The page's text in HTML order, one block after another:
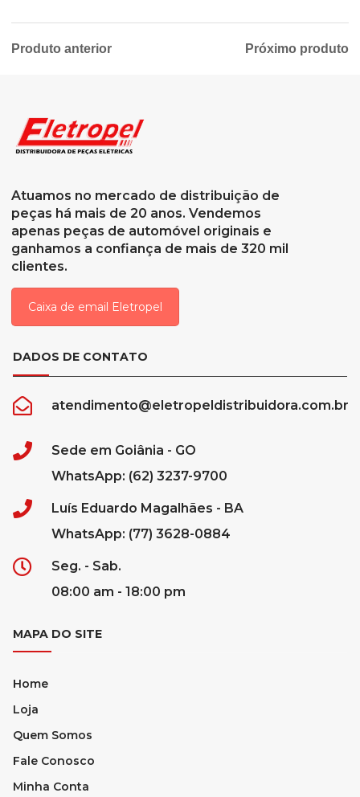
Produto anterior Próximo produto
Atuamos no mercado de distribuição de
peças há mais de 20 anos. Vendemos
apenas peças de automóvel originais e
ganhamos a confiança de mais de 320 mil
clientes.
Caixa de email Eletropel
DADOS DE CONTATO
atendimento@eletropeldistribuidora.com.br
Sede em Goiânia - GO
WhatsApp: (62) 3237-9700
Luís Eduardo Magalhães - BA
WhatsApp: (77) 3628-0884
Seg. - Sab.
08:00 am - 18:00 pm
MAPA DO SITE
Home
Loja
Quem Somos
Fale Conosco
Minha Conta